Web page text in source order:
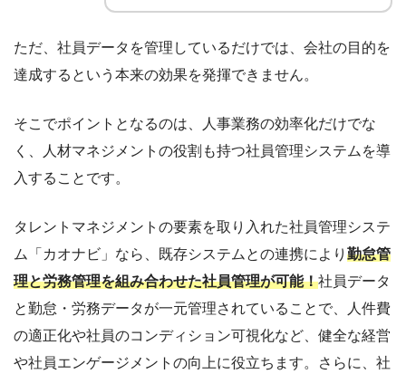
ただ、社員データを管理しているだけでは、会社の目的を
達成するという本来の効果を発揮できません。
そこでポイントとなるのは、人事業務の効率化だけでな
く、人材マネジメントの役割も持つ社員管理システムを導
入することです。
タレントマネジメントの要素を取り入れた社員管理システ
ム「カオナビ」なら、既存システムとの連携により 勤怠管
理と労務管理を組み合わせた社員管理が可能！社員データ
と勤怠・労務データが一元管理されていることで、人件費
の適正化や社員のコンディション可視化など、健全な経営
や社員エンゲージメントの向上に役立ちます。さらに、社